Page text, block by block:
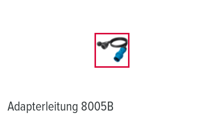
Adapterleitung 8005B